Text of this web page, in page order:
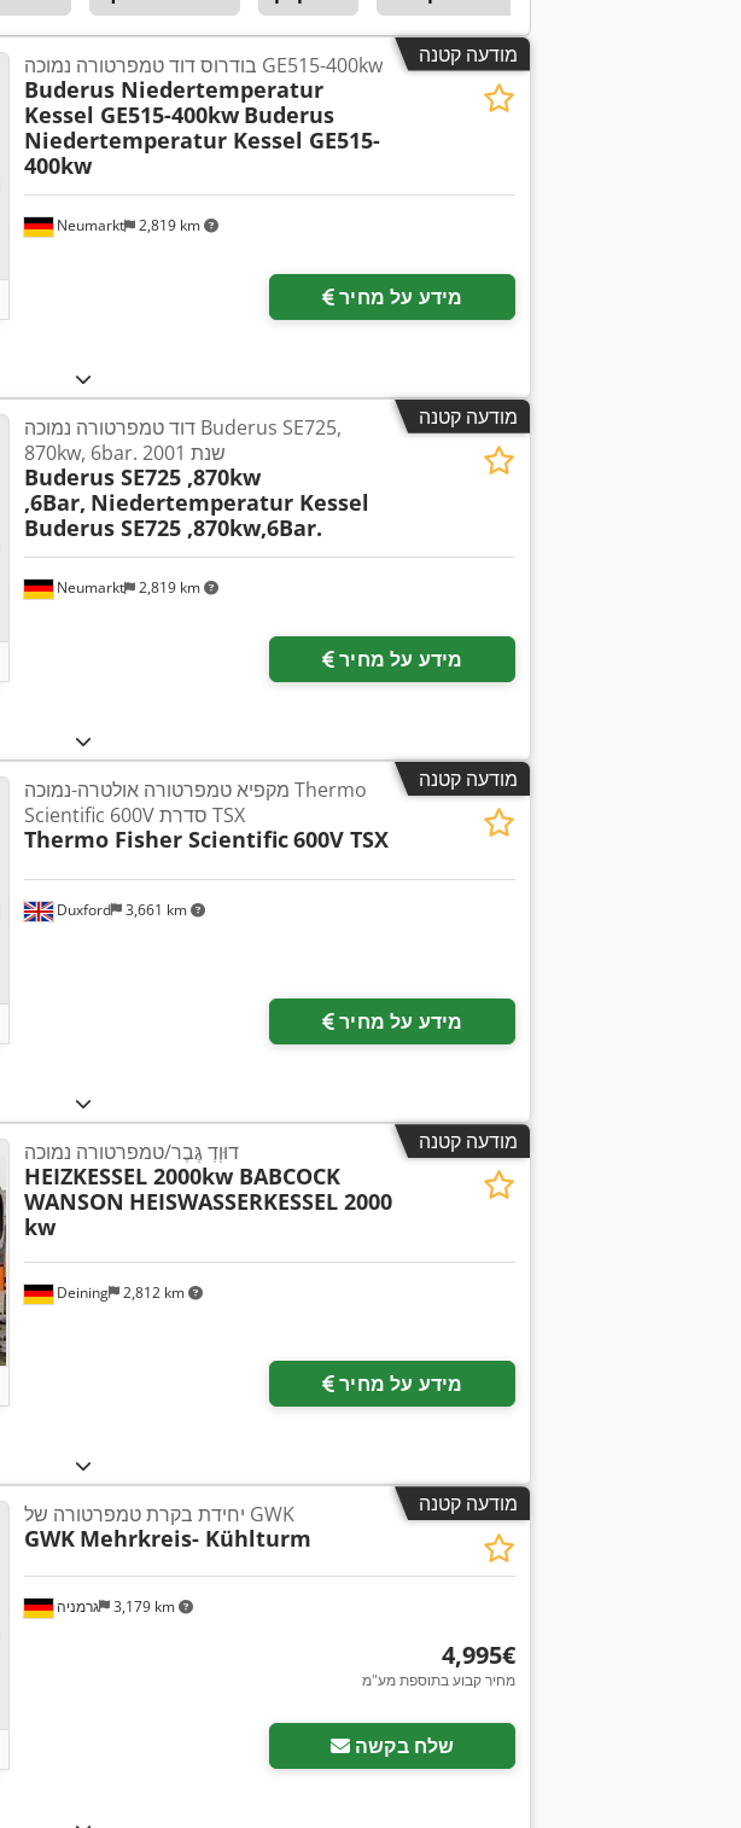
מודעה קטנה
Neumarkt 2,819 km
בודרוס דוד טמפרטורה נמוכה GE515-400kw
Buderus Niedertemperatur
Kessel GE515-400kw Buderus
Niedertemperatur Kessel GE515-
400kw
מידע על מחיר
מודעה קטנה
Neumarkt 2,819 km
דוד טמפרטורה נמוכה Buderus SE725,
870kw, 6bar. שנת 2001
Buderus SE725 ,870kw
,6Bar, Niedertemperatur Kessel
Buderus SE725 ,870kw,6Bar.
מידע על מחיר
מודעה קטנה
Duxford 3,661 km
מקפיא טמפרטורה אולטרה-נמוכה Thermo
Scientific 600V סדרת TSX
Thermo Fisher Scientific600V TSX
מידע על מחיר
מודעה קטנה
Deining 2,812 km
דוּוְדְ גֶּבֶר/טמפרטורה נמוכה
HEIZKESSEL 2000kw BABCOCK
WANSON HEISWASSERKESSEL 2000
kw
מידע על מחיר
מודעה קטנה
גרמניה 3,179 km
יחידת בקרת טמפרטורה של GWK
GWK Mehrkreis- Kühlturm
‏4,995 ‏€
מחיר קבוע בתוספת מע"מ
שלח בקשה